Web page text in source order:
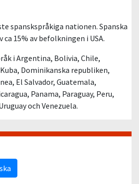
spanskspråkiga nationen. Spanska
ca 15% av befolkningen i USA.
i Argentina, Bolivia, Chile,
Dominikanska republiken,
El Salvador, Guatemala,
Panama, Paraguay, Peru,
och Venezuela.